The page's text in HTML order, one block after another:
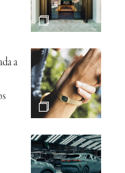
a